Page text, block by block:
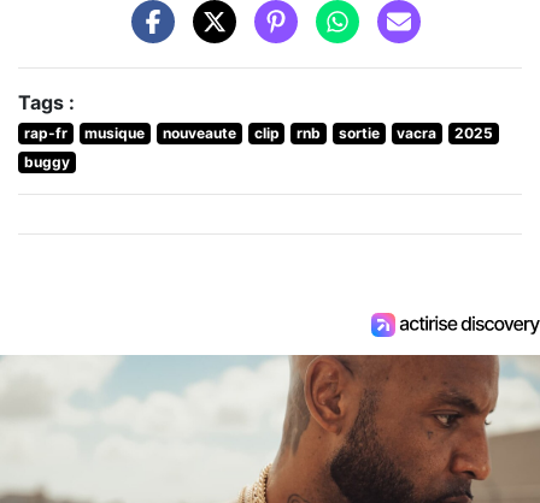
Tags :
rap-fr musique nouveaute clip rnb sortie vacra
2025
buggy